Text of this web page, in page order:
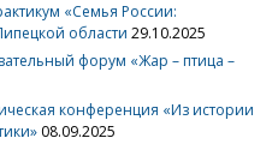
«Семья России:
области 29.10.2025
форум «Жар – птица –
конференция «Из истории
08.09.2025